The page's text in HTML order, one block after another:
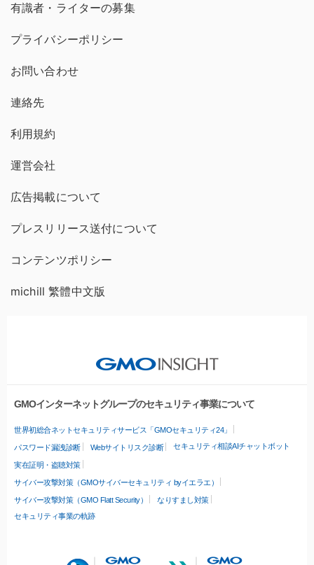
有識者・ライターの募集
プライバシーポリシー
お問い合わせ
連絡先
利用規約
運営会社
広告掲載について
プレスリリース送付について
コンテンツポリシー
michill 繁體中文版
GMOインターネットグループのセキュリティ事業について
世界初総合ネットセキュリティサービス「GMOセキュリティ24」
パスワード漏洩診断 Webサイトリスク診断 セキュリティ相談AIチャットボット
実在証明・盗聴対策
サイバー攻撃対策（GMOサイバーセキュリティ byイエラエ）
サイバー攻撃対策（GMO Flatt Security）
なりすまし対策
セキュリティ事業の軌跡